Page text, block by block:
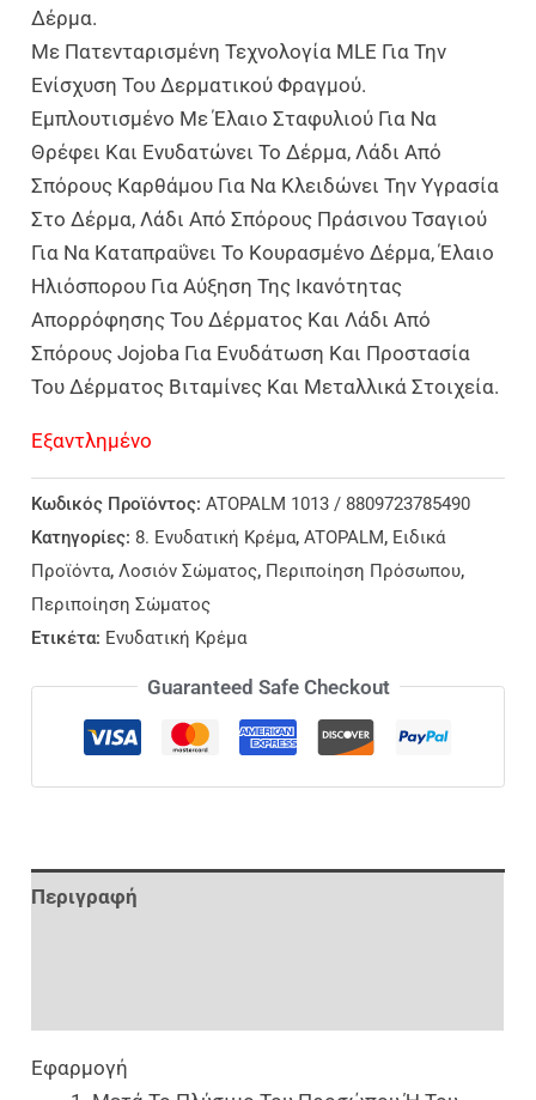
Δέρμα.
Με Πατενταρισμένη Τεχνολογία MLE Για Την
Ενίσχυση Του Δερματικού Φραγμού.
Εμπλουτισμένο Με Έλαιο Σταφυλιού Για Να
Θρέφει Και Ενυδατώνει Το Δέρμα, Λάδι Από
Σπόρους Καρθάμου Για Να Κλειδώνει Την Υγρασία
Στο Δέρμα, Λάδι Από Σπόρους Πράσινου Τσαγιού
Για Να Καταπραΰνει Το Κουρασμένο Δέρμα, Έλαιο
Ηλιόσπορου Για Αύξηση Της Ικανότητας
Απορρόφησης Του Δέρματος Και Λάδι Από
Σπόρους Jojoba Για Ενυδάτωση Και Προστασία
Του Δέρματος Βιταμίνες Και Μεταλλικά Στοιχεία.
Εξαντλημένο
Κωδικός Προϊόντος:ATOPALM 1013 / 8809723785490
Κατηγορίες: 8. Ενυδατική Κρέμα,ATOPALM, Ειδικά
Προϊόντα,Λοσιόν Σώματος, Περιποίηση Πρόσωπου,
Περιποίηση Σώματος
Ετικέτα: Ενυδατική Κρέμα
Guaranteed Safe Checkout
Περιγραφή
Εφαρμογή